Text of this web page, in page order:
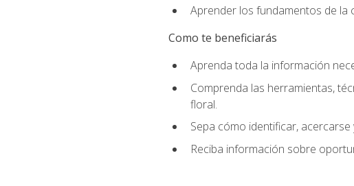
Aprender los fundamentos de la
Como te beneficiarás
Aprenda toda la información
Comprenda las herramientas,
floral.
Sepa cómo identificar,
Reciba información sobre